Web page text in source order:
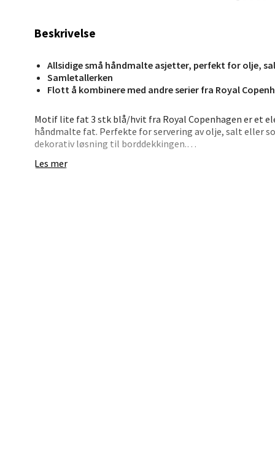
Beskrivelse
Allsidige små håndmalte asjetter, perfekt for olje,
Samletallerken
Flott å kombinere med andre serier fra Royal
Motif lite fat 3 stk blå/hvit fra Royal Copenhagen er et
håndmalte fat. Perfekte for servering av olje, salt eller
dekorativ løsning til borddekkingen.
Settet består av et firkantet fat med detaljerte
Les mer
0 i